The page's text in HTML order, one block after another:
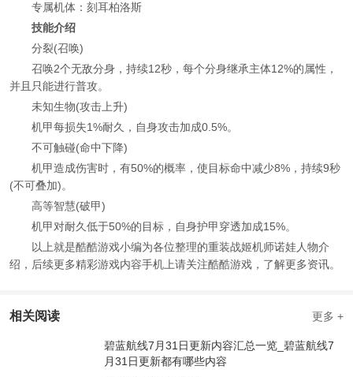
专属机体：刻耳柏洛斯
技能介绍
分裂(召唤)
召唤2个无敌分身，持续12秒，每个分身继承主体12%的属性，
并且只能进行普攻。
未知生物(攻击上升)
机甲每损失1%耐久，自身攻击加成0.5%。
不可触碰(命中下降)
机甲造成伤害时，有50%的概率，使目标命中减少8%，持续9秒
(不可叠加)。
高等智慧(破甲)
机甲对耐久低于50%的目标，自身护甲穿透加成15%。
以上就是酷酷游戏小编为各位整理的重装战姬机师诺娃人物介
绍，后续更多精彩游戏内容手机上请关注酷酷游戏，了解更多资讯。
相关阅读 更多 +
碧蓝航线7月31日更新内容汇总一览_碧蓝航线7
月31日更新都有哪些内容